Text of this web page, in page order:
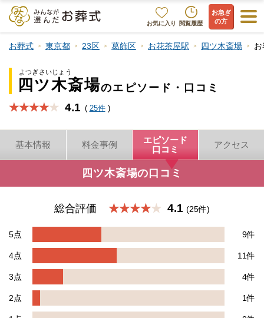
お気に入り 閲覧履歴
お急ぎ
の方
お葬式 東京都 23区 葛飾区 お花茶屋駅 四ツ木斎場
よつぎさいじょう
四ツ木斎場のエピソード・口コミ
★★★★ 4.1 ( 25件)
基本情報 料金事例
エピソード
口コミ
アクセス
四ツ木斎場の口コミ
総合評価 ★★★★ 4.1 (25件)
5点 9件
4点 11件
3点 4件
2点 1件